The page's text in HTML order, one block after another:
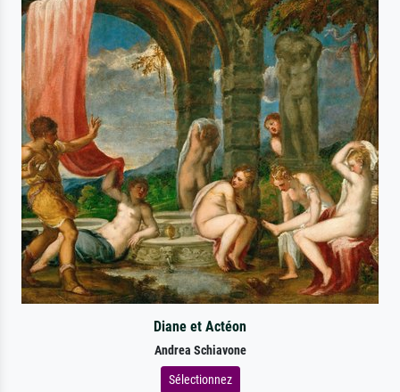
Diane et Actéon
Andrea Schiavone
Sélectionnez